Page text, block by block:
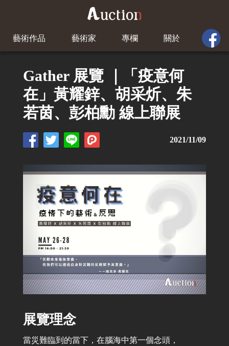
藝術作品 藝術家 專欄 關於
Gather 展覽 ｜「疫意何
在」黃耀鋅、胡采炘、朱
若茵、彭柏勳 線上聯展
2021/11/09
展覽理念
當災難臨到的當下，在腦海中第一個念頭，